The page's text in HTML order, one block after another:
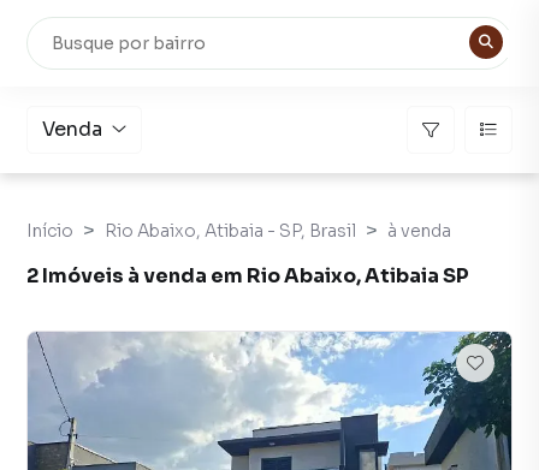
Venda
Início Rio Abaixo, Atibaia - SP, Brasil à venda
2 Imóveis à venda em Rio Abaixo, Atibaia SP